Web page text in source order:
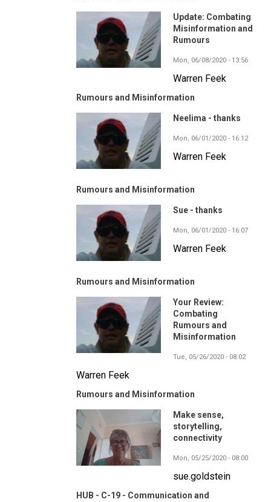
Update: Combating
Misinformation and
Rumours
Mon, 06/08/2020 - 13:56
Warren Feek
Rumours and Misinformation
Neelima - thanks
Mon, 06/01/2020 - 16:12
Warren Feek
Rumours and Misinformation
Sue - thanks
Mon, 06/01/2020 - 16:07
Warren Feek
Rumours and Misinformation
Your Review:
Combating
Rumours and
Misinformation
Tue, 05/26/2020 - 08:02
Warren Feek
Rumours and Misinformation
Make sense,
storytelling,
connectivity
Mon, 05/25/2020 - 08:00
sue.goldstein
HUB - C-19 - Communication and